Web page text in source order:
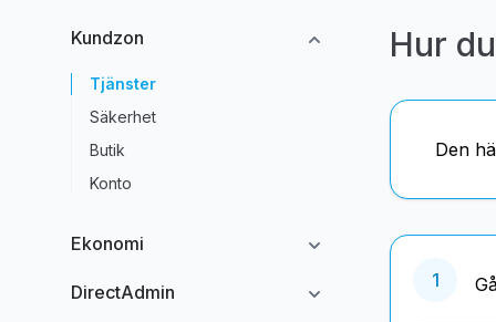
Kundzon
Tjänster
Säkerhet
Butik
Konto
Ekonomi
DirectAdmin
Hur
Den
1